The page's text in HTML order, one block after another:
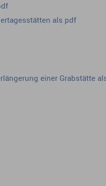
als pdf
einer Grabstätte